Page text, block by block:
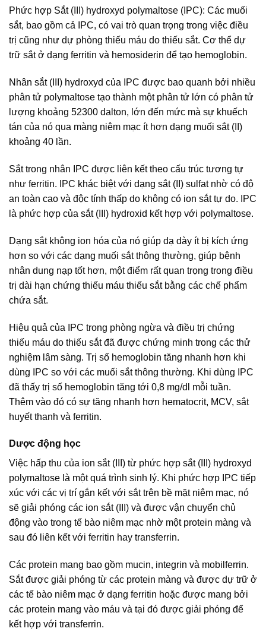
Phức hợp Sắt (III) hydroxyd polymaltose (IPC): Các muối
sắt, bao gồm cả IPC, có vai trò quan trọng trong việc điều
trị cũng như dự phòng thiếu máu do thiếu sắt. Cơ thể dự
trữ sắt ở dạng ferritin và hemosiderin để tạo hemoglobin.
Nhân sắt (III) hydroxyd của IPC được bao quanh bởi nhiều
phân tử polymaltose tạo thành một phân tử lớn có phân tử
lượng khoảng 52300 dalton, lớn đến mức mà sự khuếch
tán của nó qua màng niêm mạc ít hơn dạng muối sắt (II)
khoảng 40 lần.
Sắt trong nhân IPC được liên kết theo cấu trúc tương tự
như ferritin. IPC khác biệt với dạng sắt (II) sulfat nhờ có độ
an toàn cao và độc tính thấp do không có ion sắt tự do. IPC
là phức hợp của sắt (III) hydroxid kết hợp với polymaltose.
Dạng sắt không ion hóa của nó giúp dạ dày ít bị kích ứng
hơn so với các dạng muối sắt thông thường, giúp bệnh
nhân dung nạp tốt hơn, một điểm rất quan trọng trong điều
trị dài hạn chứng thiếu máu thiếu sắt bằng các chế phẩm
chứa sắt.
Hiệu quả của IPC trong phòng ngừa và điều trị chứng
thiếu máu do thiếu sắt đã được chứng minh trong các thử
nghiệm lâm sàng. Trị số hemoglobin tăng nhanh hơn khi
dùng IPC so với các muối sắt thông thường. Khi dùng IPC
đã thấy trị số hemoglobin tăng tới 0,8 mg/dl mỗi tuần.
Thêm vào đó có sự tăng nhanh hơn hematocrit, MCV, sắt
huyết thanh và ferritin.
Dược động học
Việc hấp thu của ion sắt (III) từ phức hợp sắt (III) hydroxyd
polymaltose là một quá trình sinh lý. Khi phức hợp IPC tiếp
xúc với các vị trí gắn kết với sắt trên bề mặt niêm mạc, nó
sẽ giải phóng các ion sắt (III) và được vận chuyển chủ
động vào trong tế bào niêm mạc nhờ một protein màng và
sau đó liên kết với ferritin hay transferrin.
Các protein mang bao gồm mucin, integrin và mobilferrin.
Sắt được giải phóng từ các protein màng và được dự trữ ở
các tế bào niêm mạc ở dạng ferritin hoặc được mang bởi
các protein mang vào máu và tại đó được giải phóng để
kết hợp với transferrin.